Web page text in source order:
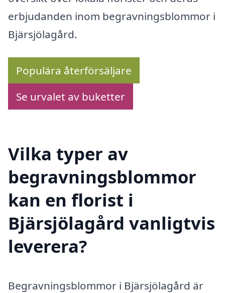
erbjudanden inom begravningsblommor i
Bjärsjölagård.
Populära återförsäljare
Se urvalet av buketter
Vilka typer av
begravningsblommor
kan en florist i
Bjärsjölagård vanligtvis
leverera?
Begravningsblommor i Bjärsjölagård är